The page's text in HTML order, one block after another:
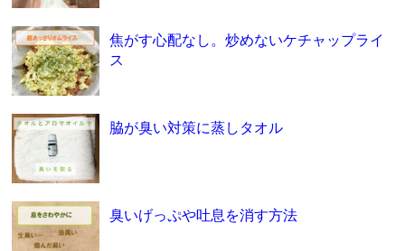
焦がす心配なし。炒めないケチャップライ
ス
脇が臭い対策に蒸しタオル
臭いげっぷや吐息を消す方法